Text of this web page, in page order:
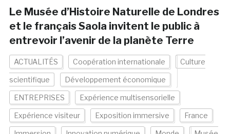
Le Musée d’Histoire Naturelle de Londres
et le français Saola invitent le public à
entrevoir l’avenir de la planète Terre
ACTUALITÉS Coopération internationale Culture
scientifique Développement économique
ENTREPRISES Expérience multisensorielle
Expérience visiteur Exposition immersive France